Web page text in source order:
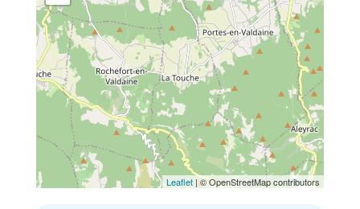
Leaflet | © OpenStreetMap contributors